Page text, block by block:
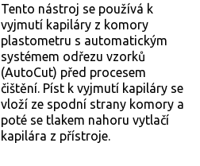
Tento nástroj se používá k
vyjmutí kapiláry z komory
plastometru s automatickým
systémem odřezu vzorků
(AutoCut) před procesem
čištění. Píst k vyjmutí kapiláry se
vloží ze spodní strany komory a
poté se tlakem nahoru vytlačí
kapilára z přístroje.